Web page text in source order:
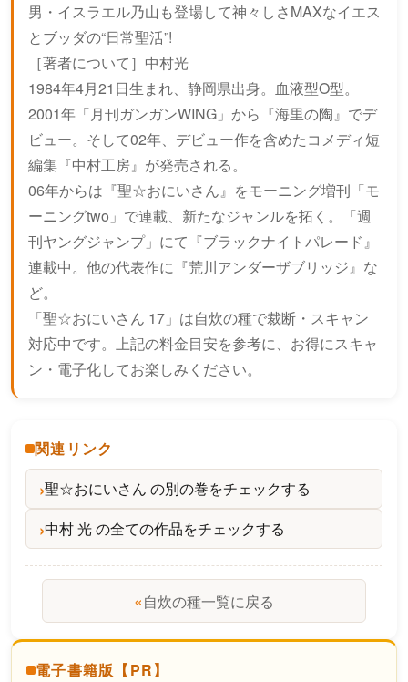
男・イスラエル乃山も登場して神々しさMAXなイエス
とブッダの“日常聖活”!
［著者について］中村光
1984年4月21日生まれ、静岡県出身。血液型O型。
2001年「月刊ガンガンWING」から『海里の陶』でデ
ビュー。そして02年、デビュー作を含めたコメディ短
編集『中村工房』が発売される。
06年からは『聖☆おにいさん』をモーニング増刊「モ
ーニングtwo」で連載、新たなジャンルを拓く。「週
刊ヤングジャンプ」にて『ブラックナイトパレード』
連載中。他の代表作に『荒川アンダーザブリッジ』な
ど。
「聖☆おにいさん 17」は自炊の種で裁断・スキャン
対応中です。上記の料金目安を参考に、お得にスキャ
ン・電子化してお楽しみください。
関連リンク
聖☆おにいさん の別の巻をチェックする
中村 光 の全ての作品をチェックする
«自炊の種一覧に戻る
電子書籍版【PR】